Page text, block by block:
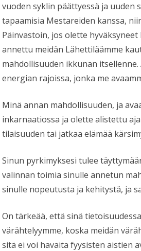
vuoden syklin päättyessä ja uuden
tapaamisia Mestareiden kanssa,
Päinvastoin, jos olette
annettu meidän Lähettiläämme
mahdollisuuden ikkunan
energian rajoissa, jonka me
Minä annan mahdollisuuden, ja
inkarnaatiossa ja olette alistettu
tilaisuuden tai jatkaa elämää
Sinun pyrkimyksesi tulee
valinnan toimia sinulle annetun
sinulle nopeutusta ja kehitystä, ja
On tärkeää, että sinä
värähtelyymme, koska meidän
sitä ei voi havaita fyysisten aistien